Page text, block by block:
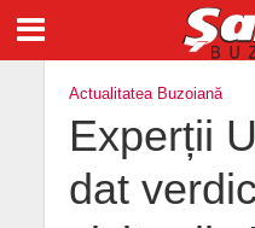
Actualitatea Buzoiană
Experții
dat